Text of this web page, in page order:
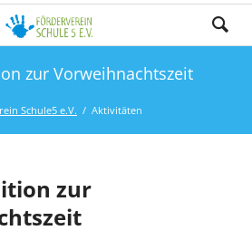
zur Vorweihnachtszeit
Schule5 e.V. Aktivitäten
zur